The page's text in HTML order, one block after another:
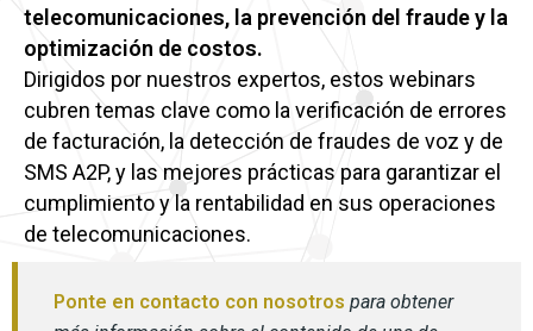
telecomunicaciones, la prevención del fraude y la
optimización de costos.
Dirigidos por nuestros expertos, estos webinars
cubren temas clave como la verificación de errores
de facturación, la detección de fraudes de voz y de
SMS A2P, y las mejores prácticas para garantizar el
cumplimiento y la rentabilidad en sus operaciones
de telecomunicaciones.
Ponte en contacto con nosotros para obtener